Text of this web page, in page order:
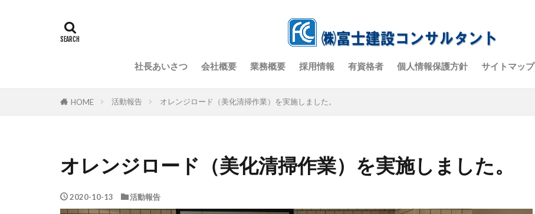
社長あいさつ 会社概要 業務概要 採用情報 有資格者 個人情報保護方針 サイトマップ
HOME 活動報告 オレンジロード（美化清掃作業）を実施しました。
オレンジロード（美化清掃作業）を実施しました。
2020-10-13 活動報告